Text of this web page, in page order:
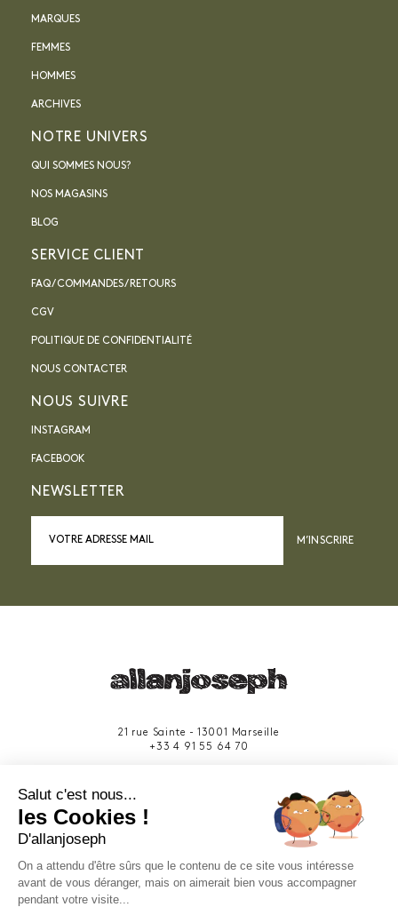
MARQUES
FEMMES
HOMMES
ARCHIVES
NOTRE UNIVERS
QUI SOMMES NOUS?
NOS MAGASINS
BLOG
SERVICE CLIENT
FAQ / COMMANDES / RETOURS
CGV
POLITIQUE DE CONFIDENTIALITÉ
NOUS CONTACTER
NOUS SUIVRE
INSTAGRAM
FACEBOOK
NEWSLETTER
M’INSCRIRE
21 rue Sainte - 13001 Marseille
+33 4 91 55 64 70
Provence-Alpes-Côte d'Azur.
Salut c'est nous...
les Cookies !
D'allanjoseph
On a attendu d'être sûrs que le contenu de ce site vous intéresse
avant de vous déranger, mais on aimerait bien vous accompagner
pendant votre visite...